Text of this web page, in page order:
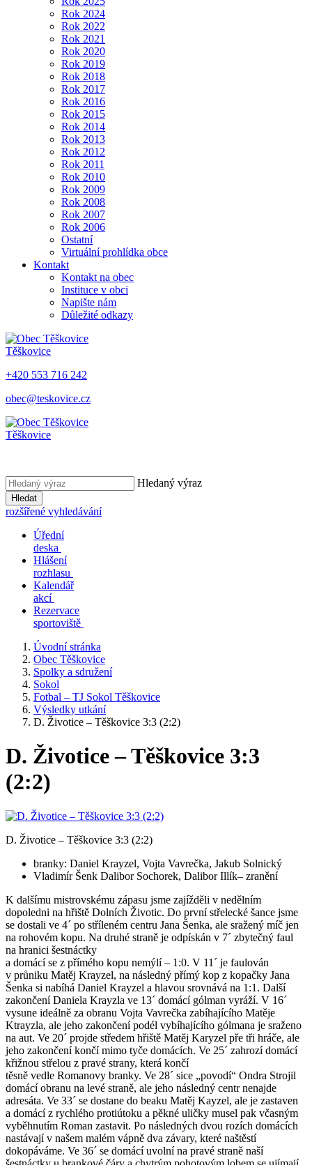
Rok 2024
Rok 2022
Rok 2021
Rok 2020
Rok 2019
Rok 2018
Rok 2017
Rok 2016
Rok 2015
Rok 2014
Rok 2013
Rok 2012
Rok 2011
Rok 2010
Rok 2009
Rok 2008
Rok 2007
Rok 2006
Ostatní
Virtuální prohlídka obce
Kontakt
Kontakt na obec
Instituce v obci
Napište nám
Důležité odkazy
Těškovice
+420 553 716 242
obec@teskovice.cz
Těškovice
Hledaný výraz
Hledat
rozšířené vyhledávání
Úřední
deska
Hlášení
rozhlasu
Kalendář
akcí
Rezervace
sportoviště
Úvodní stránka
Obec Těškovice
Spolky a sdružení
Sokol
Fotbal – TJ Sokol Těškovice
Výsledky utkání
D. Životice – Těškovice 3:3 (2:2)
D. Životice – Těškovice 3:3
(2:2)
D. Životice – Těškovice 3:3 (2:2)
branky: Daniel Krayzel, Vojta Vavrečka, Jakub Solnický
Vladimír Šenk Dalibor Sochorek, Dalibor Illík– zranění
K dalšímu mistrovskému zápasu jsme zajížděli v nedělním
dopoledni na hřiště Dolních Životic. Do první střelecké šance jsme
se dostali ve 4´ po stříleném centru Jana Šenka, ale sražený míč jen
na rohovém kopu. Na druhé straně je odpískán v 7´ zbytečný faul
na hranici šestnáctky
a domácí se z přímého kopu nemýlí – 1:0. V 11´ je faulován
v průniku Matěj Krayzel, na následný přímý kop z kopačky Jana
Šenka si nabíhá Daniel Krayzel a hlavou srovnává na 1:1. Další
zakončení Daniela Krayzla ve 13´ domácí gólman vyráží. V 16´
vysune ideálně za obranu Vojta Vavrečka zabíhajícího Matěje
Ktrayzla, ale jeho zakončení podél vybíhajícího gólmana je sraženo
na aut. Ve 20´ projde středem hřiště Matěj Karyzel pře tři hráče, ale
jeho zakončení končí mimo tyče domácích. Ve 25´ zahrozí domácí
křižnou střelou z pravé strany, která končí
těsně vedle Romanovy branky. Ve 28´ sice „povodí“ Ondra Strojil
domácí obranu na levé straně, ale jeho následný centr nenajde
adresáta. Ve 33´ se dostane do beaku Matěj Kayzel, ale je zastaven
a domácí z rychlého protiútoku a pěkné uličky musel pak včasným
vyběhnutím Roman zastavit. Po následných dvou rozích domácích
nastávají v našem malém vápně dva závary, které naštěstí
dokopáváme. Ve 36´ se domácí uvolní na pravé straně naší